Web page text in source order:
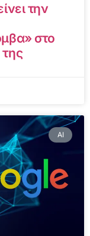
την
στο
AI